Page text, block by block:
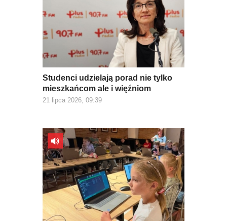
Studenci udzielają porad nie tylko
mieszkańcom ale i więźniom
21 lipca 2026, 09:39